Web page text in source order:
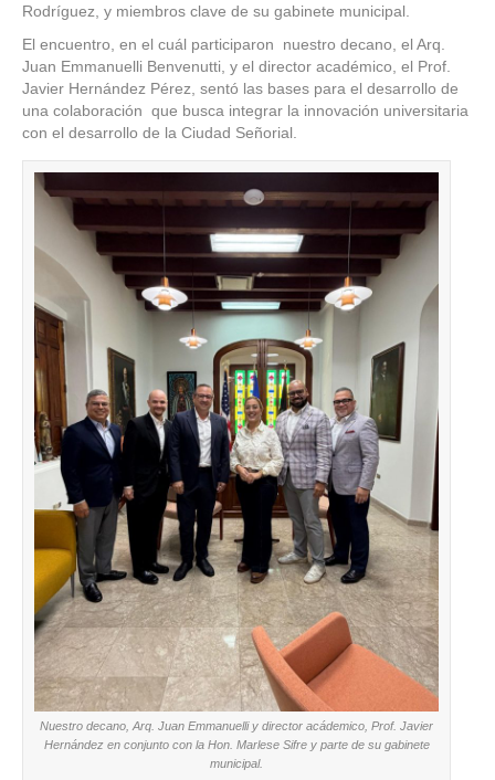
PARA
EL
DE
CIUDAD
Rodríguez, y miembros clave de su gabinete municipal.
El encuentro, en el cuál participaron nuestro decano, el Arq.
Juan Emmanuelli Benvenutti, y el director académico, el Prof.
Javier Hernández Pérez, sentó las bases para el desarrollo de
una colaboración que busca integrar la innovación universitaria
con el desarrollo de la Ciudad Señorial.
Nuestro decano, Arq. Juan Emmanuelli y director acádemico, Prof. Javier
Hernández en conjunto con la Hon. Marlese Sifre y parte de su gabinete
municipal.